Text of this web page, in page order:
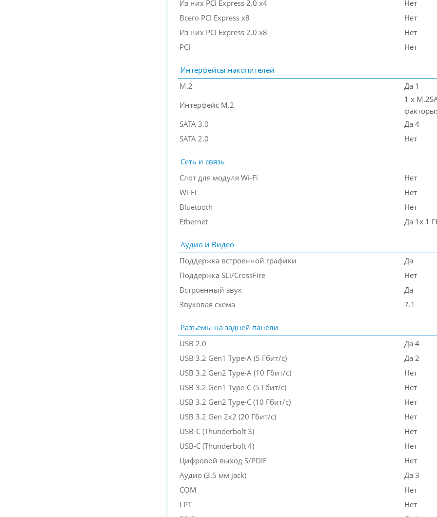
Из них PCI Express 2.0 x4
Нет
Всего PCI Express x8
Нет
Из них PCI Express 2.0 x8
Нет
PCI
Нет
Интерфейсы накопителей
M.2
Да 1
Интерфейс M.2
1 x
SATA 3.0
Да 4
SATA 2.0
Нет
Сеть и связь
Слот для модуля Wi-Fi
Нет
Wi-Fi
Нет
Bluetooth
Нет
Ethernet
Да 1x 1
Аудио и Видео
Поддержка встроенной графики
Да
Поддержка SLi/CrossFire
Нет
Встроенный звук
Да
Звуковая схема
7.1
Разъемы на задней панели
USB 2.0
Да 4
USB 3.2 Gen1 Type-A (5 Гбит/с)
Да 2
USB 3.2 Gen2 Type-A (10 Гбит/с)
Нет
USB 3.2 Gen1 Type-C (5 Гбит/с)
Нет
USB 3.2 Gen2 Type-C (10 Гбит/с)
Нет
USB 3.2 Gen 2x2 (20 Гбит/с)
Нет
USB-C (Thunderbolt 3)
Нет
USB-C (Thunderbolt 4)
Нет
Цифровой выход S/PDIF
Нет
Аудио (3.5 мм jack)
Да 3
COM
Нет
LPT
Нет